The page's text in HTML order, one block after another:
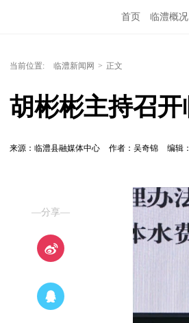
首页 临澧概况
当前位置: 临澧新闻网 > 正文
胡彬彬主持召
来源：临澧县融媒体中心 作者：吴奇锦 编辑
—分享—